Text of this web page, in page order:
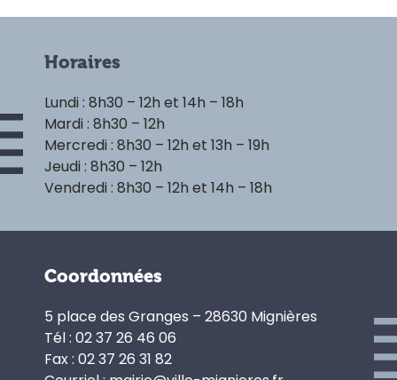
Horaires
Lundi : 8h30 – 12h et 14h – 18h
Mardi : 8h30 – 12h
Mercredi : 8h30 – 12h et 13h – 19h
Jeudi : 8h30 – 12h
Vendredi : 8h30 – 12h et 14h – 18h
Coordonnées
5 place des Granges – 28630 Mignières
Tél : 02 37 26 46 06
Fax : 02 37 26 31 82